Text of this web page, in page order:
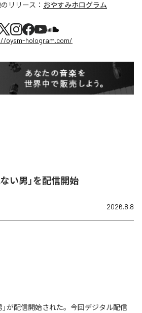
リリース： おやすみホログラム
oysm-hologram.com/
い男」を配信開始
2026.8.8
」が配信開始された。今回デジタル配信